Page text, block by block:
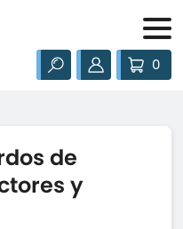
0
de
y